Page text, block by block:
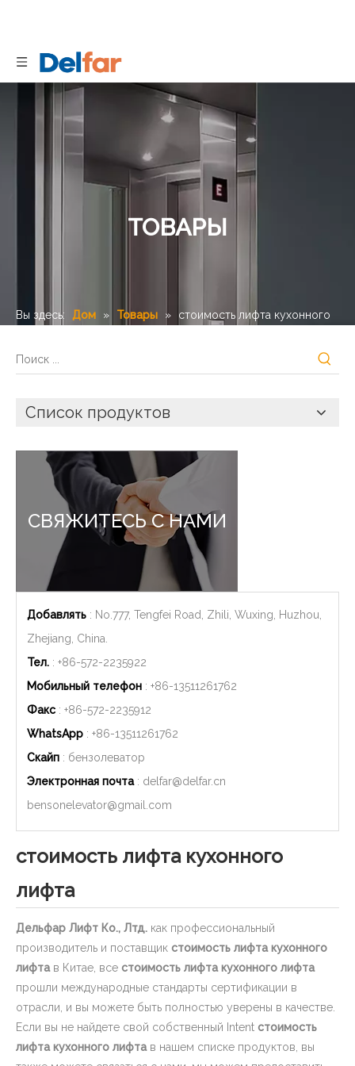
ТОВАРЫ
Вы здесь: Дом » Товары »
стоимость лифта кухонного
Список продуктов
СВЯЖИТЕСЬ С НАМИ
Добавлять : No.777, Tengfei Road, Zhili, Wuxing, Huzhou,
Zhejiang, China.
Тел. : +86-572-2235922
Мобильный телефон : +86-13511261762
Факс : +86-572-2235912
WhatsApp : +86-13511261762
Скайп : бензолеватор
Электронная почта: delfar@delfar.cn
bensonelevator@gmail.com
стоимость лифта кухонного
лифта
Дельфар Лифт Ко., Лтд. как профессиональный
производитель и поставщик стоимость лифта кухонного
лифтав Китае, все стоимость лифта кухонного лифта
прошли международные стандарты сертификации в
отрасли, и вы можете быть полностью уверены в качестве.
Если вы не найдете свой собственный Intent стоимость
лифта кухонного лифтав нашем списке продуктов, вы